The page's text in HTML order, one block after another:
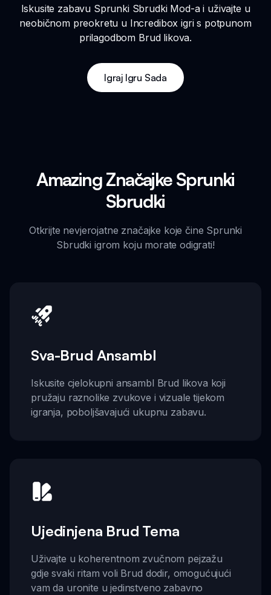
Iskusite zabavu Sprunki Sbrudki Mod-a i uživajte u
neobičnom preokretu u Incredibox igri s potpunom
prilagodbom Brud likova.
Igraj Igru Sada
Amazing Značajke Sprunki
Sbrudki
Otkrijte nevjerojatne značajke koje čine Sprunki
Sbrudki igrom koju morate odigrati!
Sva-Brud Ansambl
Iskusite cjelokupni ansambl Brud likova koji
pružaju raznolike zvukove i vizuale tijekom
igranja, poboljšavajući ukupnu zabavu.
Ujedinjena Brud Tema
Uživajte u koherentnom zvučnom pejzažu
gdje svaki ritam voli Brud dodir, omogućujući
vam da uronite u jedinstveno zabavno